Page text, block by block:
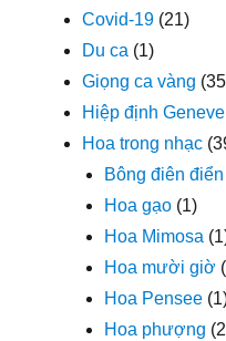
Covid-19 (21)
Du ca (1)
Giọng ca vàng
Hiệp định
Hoa trong nhạc
Bông điên điển
Hoa gạo (1)
Hoa Mimosa
Hoa mười giờ
Hoa Pensee
Hoa phượng